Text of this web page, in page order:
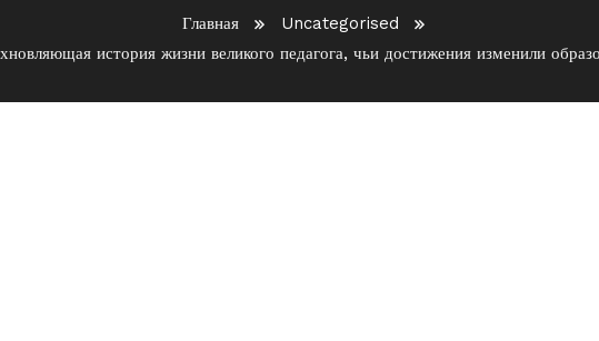
Главная
Uncategorised
история жизни великого педагога, чьи достижения изменили